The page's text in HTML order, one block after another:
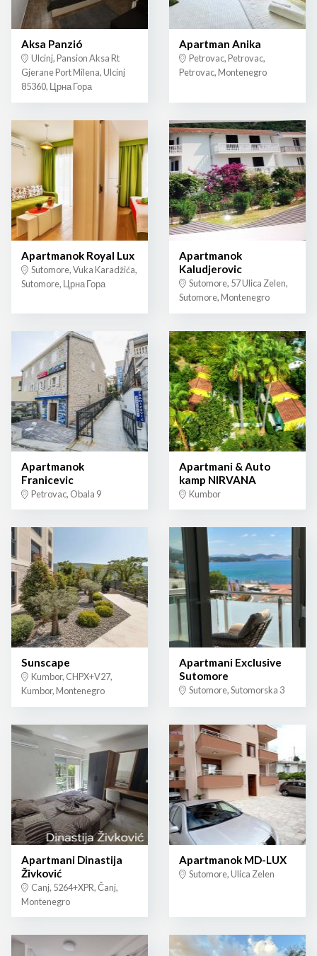
Aksa Panzió
Ulcinj, Pansion Aksa Rt
Gjerane Port Milena, Ulcinj
85360, Црна Гора
Apartman Anika
Petrovac, Petrovac,
Petrovac, Montenegro
Apartmanok Royal Lux
Sutomore, Vuka Karadžića,
Sutomore, Црна Гора
Apartmanok
Kaludjerovic
Sutomore, 57 Ulica Zelen,
Sutomore, Montenegro
Apartmanok
Franicevic
Petrovac, Obala 9
Apartmani & Auto
kamp NIRVANA
Kumbor
Sunscape
Kumbor, CHPX+V27,
Kumbor, Montenegro
Apartmani Exclusive
Sutomore
Sutomore, Sutomorska 3
Apartmani Dinastija
Živković
Canj, 5264+XPR, Čanj,
Montenegro
Apartmanok MD-LUX
Sutomore, Ulica Zelen